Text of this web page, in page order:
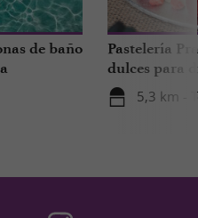
de baño
Pastelería
dulces para
a 1 hora de
5,3 km -